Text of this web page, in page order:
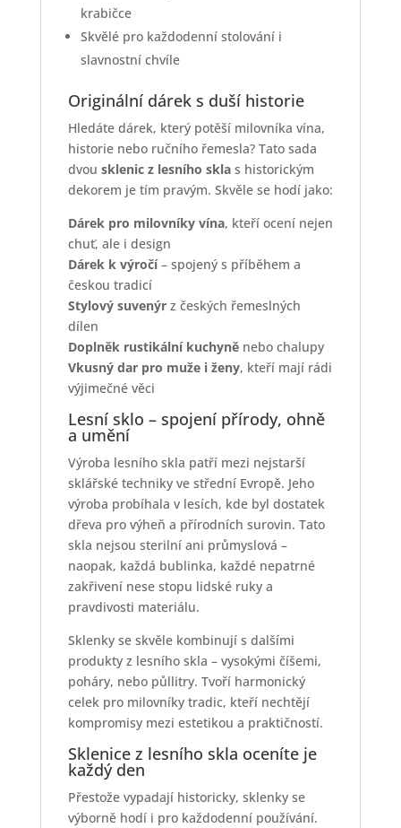
krabičce
Skvělé pro každodenní stolování i
slavnostní chvíle
Originální dárek s duší historie
Hledáte dárek, který potěší milovníka vína,
historie nebo ručního řemesla? Tato sada
dvou sklenic z lesního sklas historickým
dekorem je tím pravým. Skvěle se hodí jako:
Dárek pro milovníky vína, kteří ocení nejen
chuť, ale i design
Dárek k výročí– spojený s příběhem a
českou tradicí
Stylový suvenýrz českých řemeslných
dílen
Doplněk rustikální kuchyněnebo chalupy
Vkusný dar pro muže i ženy, kteří mají rádi
výjimečné věci
Lesní sklo – spojení přírody, ohně
a umění
Výroba lesního skla patří mezi nejstarší
sklářské techniky ve střední Evropě. Jeho
výroba probíhala v lesích, kde byl dostatek
dřeva pro výheň a přírodních surovin. Tato
skla nejsou sterilní ani průmyslová –
naopak, každá bublinka, každé nepatrné
zakřivení nese stopu lidské ruky a
pravdivosti materiálu.
Sklenky se skvěle kombinují s dalšími
produkty z lesního skla – vysokými číšemi,
poháry, nebo půllitry. Tvoří harmonický
celek pro milovníky tradic, kteří nechtějí
kompromisy mezi estetikou a praktičností.
Sklenice z lesního skla oceníte je
každý den
Přestože vypadají historicky, sklenky se
výborně hodí i pro každodenní používání.